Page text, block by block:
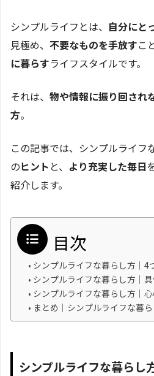
シンプルライフとは、 自分にと
見極め、 不要なものを手放すこ
に暮らすライフスタイルです。
それは、 物や情報に振り回され
方。
この記事では、シンプルライフ
のヒント と、 より充実した毎日
紹介します。
目次
シンプルライフな暮らし方｜4
シンプルライフな暮らし方｜
シンプルライフな暮らし方｜
まとめ｜シンプルライフな暮
シンプルライフな暮らし